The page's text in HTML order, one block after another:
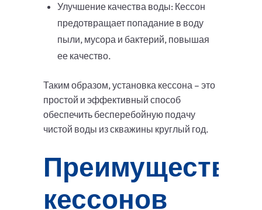
Улучшение качества воды: Кессон
предотвращает попадание в воду
пыли, мусора и бактерий, повышая
ее качество.
Таким образом, установка кессона – это
простой и эффективный способ
обеспечить бесперебойную подачу
чистой воды из скважины круглый год.
Преимущества
кессонов